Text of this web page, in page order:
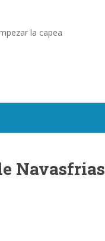
la capea
Navasfrias